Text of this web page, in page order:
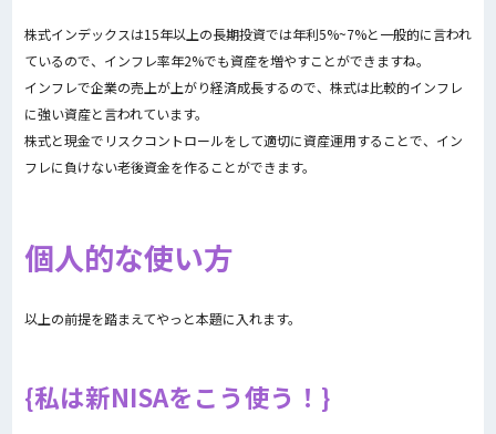
株式インデックスは15年以上の長期投資では年利5%~7%と一般的に言われ
ているので、インフレ率年2%でも資産を増やすことができますね。
インフレで企業の売上が上がり経済成長するので、株式は比較的インフレ
に強い資産と言われています。
株式と現金でリスクコントロールをして適切に資産運用することで、イン
フレに負けない老後資金を作ることができます。
個人的な使い方
以上の前提を踏まえてやっと本題に入れます。
私は新NISAをこう使う！